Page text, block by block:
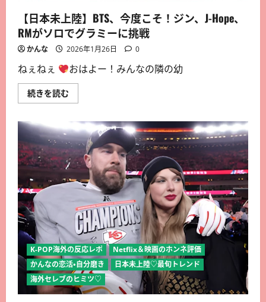
【日本未上陸】BTS、今度こそ！ジン、J-Hope、
RMがソロでグラミーに挑戦
かんな 2026年1月26日 0
ねぇねぇ おはよー！みんなの隣の幼
続きを読む
K-POP海外の反応レポ
Netflix＆映画のホンネ評価
かんなの恋活・自分磨き
日本未上陸♡最旬トレンド
海外セレブのヒミツ♡